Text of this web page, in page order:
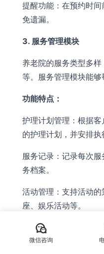
提醒功能：在预约时
免遗漏。
3. 服务管理模块
养老院的服务类型多
等。服务管理模块能
功能特点：
护理计划管理：根据
的护理计划，并安排执
服务记录：记录每次
务档案。
活动管理：支持活动
座、娱乐活动等。
满意度调查：收集客
依据。
微信咨询